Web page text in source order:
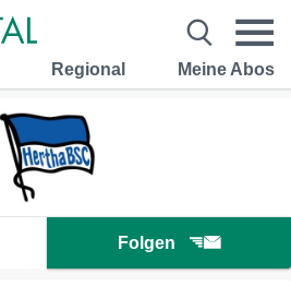
Regional Meine Abos
Folgen